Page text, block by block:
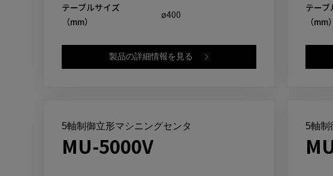
テーブルサイズ
（mm）
ø400
製品の詳細情報を見る
テーブ
（mm）
5軸制御立形マシニングセンタ
MU-5000V
5軸制